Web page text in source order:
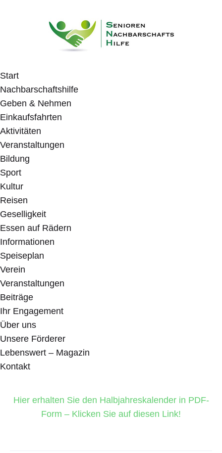
Start
Nachbarschaftshilfe
Geben & Nehmen
Einkaufsfahrten
Aktivitäten
Veranstaltungen
Bildung
Sport
Kultur
Reisen
Geselligkeit
Essen auf Rädern
Informationen
Speiseplan
Verein
Veranstaltungen
Beiträge
Ihr Engagement
Über uns
Unsere Förderer
Lebenswert – Magazin
Kontakt
Hier erhalten Sie den Halbjahreskalender in PDF-
Form – Klicken Sie auf diesen Link!